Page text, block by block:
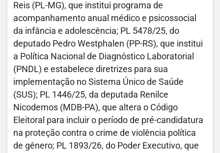
Reis (PL-MG), que institui programa de
acompanhamento anual médico e psicossocial
da infância e adolescência; PL 5478/25, do
deputado Pedro Westphalen (PP-RS), que institui
a Política Nacional de Diagnóstico Laboratorial
(PNDL) e estabelece diretrizes para sua
implementação no Sistema Único de Saúde
(SUS); PL 1446/25, da deputada Renilce
Nicodemos (MDB-PA), que altera o Código
Eleitoral para incluir o período de pré-candidatura
na proteção contra o crime de violência política
de gênero; PL 1893/26, do Poder Executivo, que